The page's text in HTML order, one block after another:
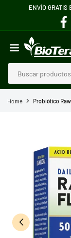
al
contenido
ENVÍO GRATIS
Home Probiótico